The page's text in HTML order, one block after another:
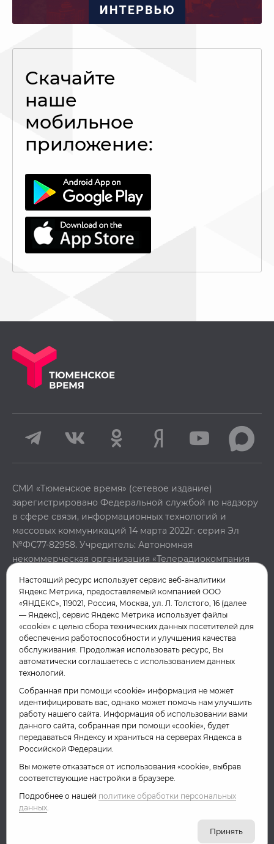
Скачайте
наше
мобильное
приложение:
СМИ «Тюменское время» (сетевое издание)
зарегистрировано Федеральной службой по надзору
в сфере связи, информационных технологий и
массовых коммуникаций 14 марта 2022г. серия Эл
№ФС77-82958. Учредитель: Автономная
некоммерческая организация «Телерадиокомпания
Редакция: 625035, Тюмень, проезд
Геологоразведчиков, 28А
(3452) 68-85-61
direction@sibinformburo.ru
Главный редактор сайта: Болдырева Л.В.
(3452) 68-89-26
Отдел продаж
(3452) 68-89-78
kotovaev@sibinformburo.ru
Политика конфиденциальности
Размещение рекламы
Настоящий ресурс использует сервис веб-аналитики
Яндекс Метрика, предоставляемый компанией ООО
«ЯНДЕКС», 119021, Россия, Москва, ул. Л. Толстого, 16 (далее
— Яндекс), сервис Яндекс Метрика использует файлы
«cookie» с целью сбора технических данных посетителей для
обеспечения работоспособности и улучшения качества
обслуживания. Продолжая использовать ресурс, Вы
автоматически соглашаетесь с использованием данных
технологий.
Собранная при помощи «cookie» информация не может
идентифицировать вас, однако может помочь нам улучшить
работу нашего сайта. Информация об использовании вами
данного сайта, собранная при помощи «cookie», будет
передаваться Яндексу и храниться на серверах Яндекса в
Российской Федерации.
Вы можете отказаться от использования «cookie», выбрав
соответствующие настройки в браузере.
Подробнее о нашей политике обработки персональных
данных.
Принять